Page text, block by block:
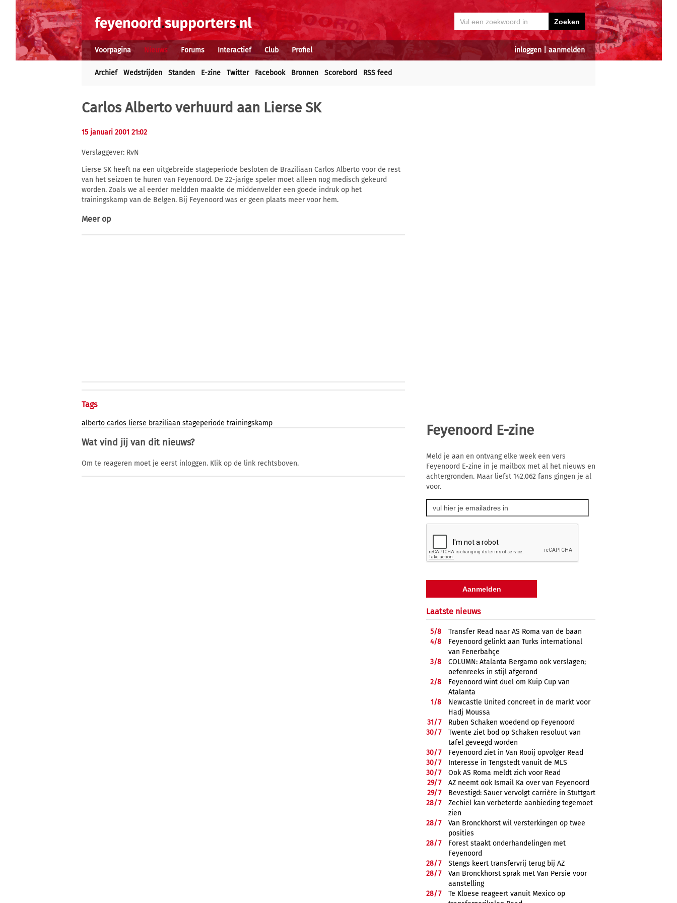
inloggen aanmelden
Voorpagina Nieuws Forums Interactief Club Profiel
Archief Wedstrijden Standen E-zine Twitter Facebook Bronnen Scorebord RSS feed
Carlos Alberto verhuurd aan Lierse SK
15 januari 2001 21:02
Verslaggever: RvN
Lierse SK heeft na een uitgebreide stageperiode besloten de Braziliaan Carlos Alberto voor de rest
van het seizoen te huren van Feyenoord. De 22-jarige speler moet alleen nog medisch gekeurd
worden. Zoals we al eerder meldden maakte de middenvelder een goede indruk op het
trainingskamp van de Belgen. Bij Feyenoord was er geen plaats meer voor hem.
Meer op
Tags
alberto carlos lierse braziliaan stageperiode trainingskamp
Wat vind jij van dit nieuws?
Om te reageren moet je eerst inloggen. Klik op de link rechtsboven.
Feyenoord E-zine
Meld je aan en ontvang elke week een vers
Feyenoord E-zine in je mailbox met al het nieuws en
achtergronden. Maar liefst 142.062 fans gingen je al
voor.
Laatste nieuws
5/8
Transfer Read naar AS Roma van de baan
4/8
Feyenoord gelinkt aan Turks international
van Fenerbahçe
3/8
COLUMN: Atalanta Bergamo ook verslagen;
oefenreeks in stijl afgerond
2/8
Feyenoord wint duel om Kuip Cup van
Atalanta
1/8
Newcastle United concreet in de markt voor
Hadj Moussa
31/7
Ruben Schaken woedend op Feyenoord
30/7
Twente ziet bod op Schaken resoluut van
tafel geveegd worden
30/7
Feyenoord ziet in Van Rooij opvolger Read
30/7
Interesse in Tengstedt vanuit de MLS
30/7
Ook AS Roma meldt zich voor Read
29/7
AZ neemt ook Ismail Ka over van Feyenoord
29/7
Bevestigd: Sauer vervolgt carrière in Stuttgart
28/7
Zechiël kan verbeterde aanbieding tegemoet
zien
28/7
Van Bronckhorst wil versterkingen op twee
posities
28/7
Forest staakt onderhandelingen met
Feyenoord
28/7
Stengs keert transfervrij terug bij AZ
28/7
Van Bronckhorst sprak met Van Persie voor
aanstelling
28/7
Te Kloese reageert vanuit Mexico op